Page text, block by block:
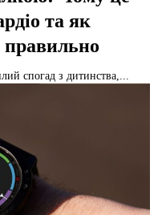
та як
правильно
спогад з дитинства,...